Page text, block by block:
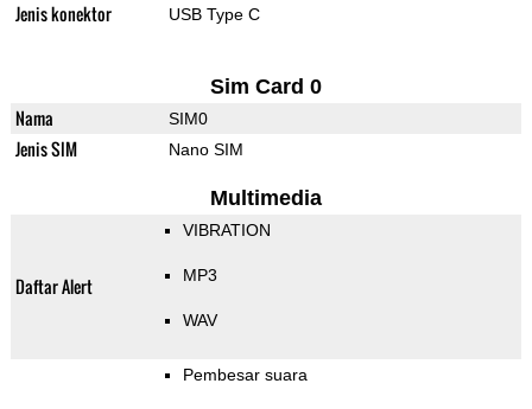
Jenis konektor USB Type C
Sim Card 0
Nama SIM0
Jenis SIM Nano SIM
Multimedia
Daftar Alert
VIBRATION
MP3
WAV
Pembesar suara